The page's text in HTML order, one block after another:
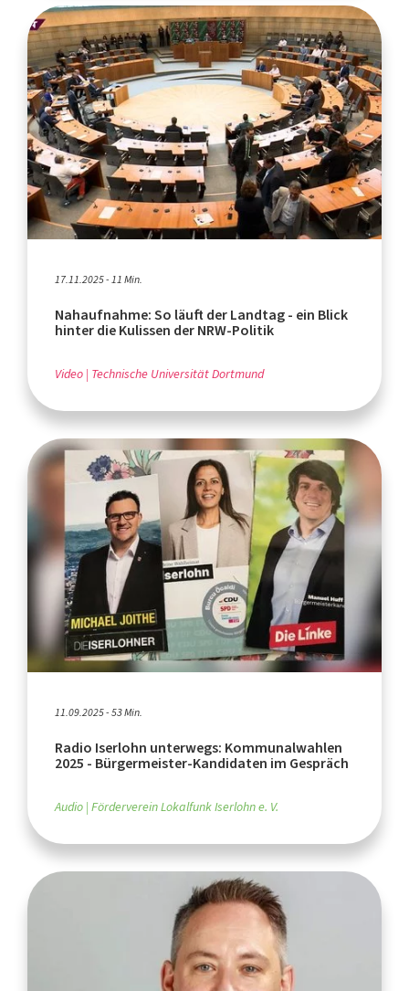
17.11.2025 - 11 Min.
Nahaufnahme: So läuft der Landtag - ein Blick
hinter die Kulissen der NRW-Politik
Video Technische Universität Dortmund
11.09.2025 - 53 Min.
Radio Iserlohn unterwegs: Kommunalwahlen
2025 - Bürgermeister-Kandidaten im Gespräch
Audio Förderverein Lokalfunk Iserlohn e. V.